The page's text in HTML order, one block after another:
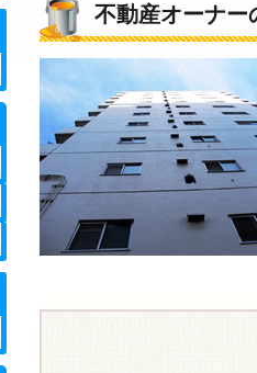
不動産オーナー